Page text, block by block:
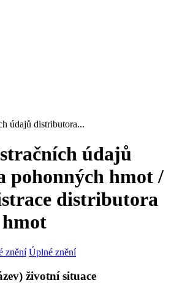
údajů distributora...
údajů
pohonných hmot /
distributora
znění Úplné znění
životní situace